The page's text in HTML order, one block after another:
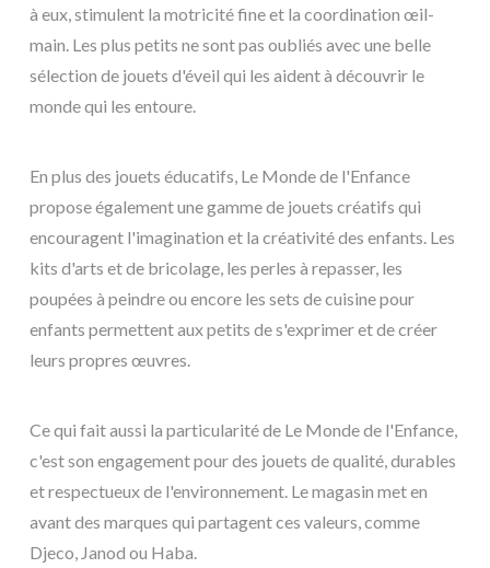
à eux, stimulent la motricité fine et la coordination œil-
main. Les plus petits ne sont pas oubliés avec une belle
sélection de jouets d'éveil qui les aident à découvrir le
monde qui les entoure.
En plus des jouets éducatifs, Le Monde de l'Enfance
propose également une gamme de jouets créatifs qui
encouragent l'imagination et la créativité des enfants. Les
kits d'arts et de bricolage, les perles à repasser, les
poupées à peindre ou encore les sets de cuisine pour
enfants permettent aux petits de s'exprimer et de créer
leurs propres œuvres.
Ce qui fait aussi la particularité de Le Monde de l'Enfance,
c'est son engagement pour des jouets de qualité, durables
et respectueux de l'environnement. Le magasin met en
avant des marques qui partagent ces valeurs, comme
Djeco, Janod ou Haba.